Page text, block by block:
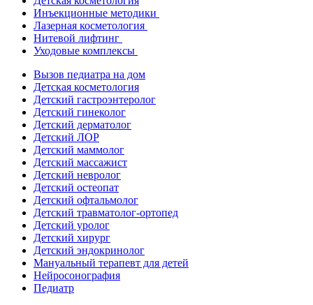
Инъекционные методики
Лазерная косметология
Нитевой лифтинг
Уходовые комплексы
Вызов педиатра на дом
Детская косметология
Детский гастроэнтеролог
Детский гинеколог
Детский дерматолог
Детский ЛОР
Детский маммолог
Детский массажист
Детский невролог
Детский остеопат
Детский офтальмолог
Детский травматолог-ортопед
Детский уролог
Детский хирург
Детский эндокринолог
Мануальный терапевт для детей
Нейросонография
Педиатр